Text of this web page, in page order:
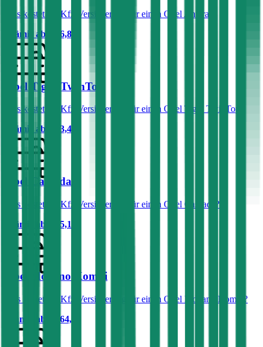
Was kostet die Kfz-Versicherung für einen Opel Antara?
Prämie ab
€ 96,85
Opel Tigra TwinTop
Was kostet die Kfz-Versicherung für einen Opel Tigra TwinTop?
Prämie ab
€ 33,49
Opel Cascada
Was kostet die Kfz-Versicherung für einen Opel Cascada?
Prämie ab
€ 85,13
Opel Movano Kombi
Was kostet die Kfz-Versicherung für einen Opel Movano Kombi?
Prämie ab
€ 164,68